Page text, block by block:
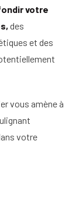
votre
des
et des
vous amène à
votre